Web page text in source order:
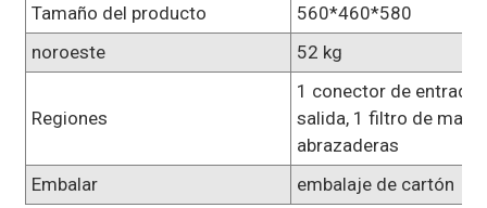
Tamaño del producto
560*460*580
noroeste
52 kg
Regiones
1 conector de
salida, 1 filtro de malla
abrazaderas
Embalar
embalaje de cartón